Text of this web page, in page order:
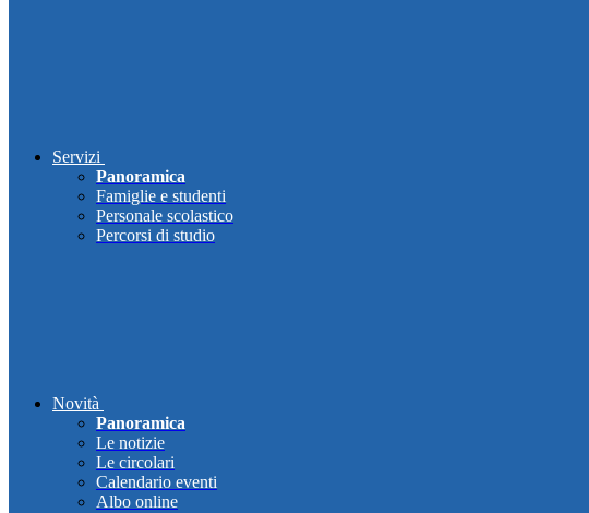
Servizi
Panoramica
Famiglie e studenti
Personale scolastico
Percorsi di studio
Novità
Panoramica
Le notizie
Le circolari
Calendario eventi
Albo online